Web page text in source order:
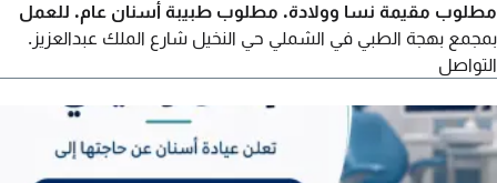
مطلوب مقيمة نسا وولادة. مطلوب طبيبة أسنان عام. للعمل
بمجمع بهجة الطبي في الشملي حي النخيل شارع الملك عبدالعزيز.
التواصل